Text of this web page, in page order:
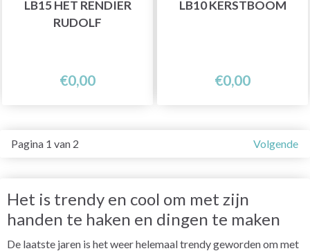
LB15 HET RENDIER
RUDOLF
€0,00
LB10 KERSTBOOM
€0,00
Pagina 1 van 2 Volgende
Het is trendy en cool om met zijn
handen te haken en dingen te maken
De laatste jaren is het weer helemaal trendy geworden om met